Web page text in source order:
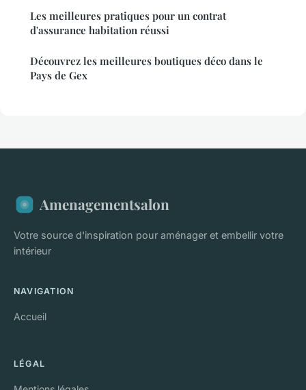
Les meilleures pratiques pour un contrat
d'assurance habitation réussi
Découvrez les meilleures boutiques déco dans le
Pays de Gex
Amenagementsalon
Votre source d'inspiration pour aménager et embellir votre
intérieur
NAVIGATION
Accueil
LÉGAL